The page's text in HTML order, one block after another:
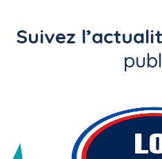
Suivez